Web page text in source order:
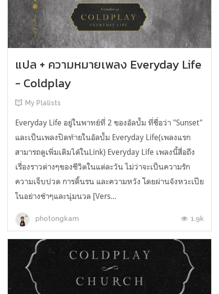
แปล + ความหมายเพลง Everyday Life
- Coldplay
My Plalists
Everyday Life อยู่ในพาทย์ที่ 2 ของอัลบั้ม ที่ชื่อว่า "Sunset"
และเป็นเพลงปิดท้ายในอัลบั้ม Everyday Life(เพลงแรก
สามารถดูเพิ่มเติมได้ในLink) Everyday Life เพลงนี้สื่อถึง
เรื่องราวต่างๆของชีวิตในแต่ละวัน ไม่ว่าจะเป็นความรัก
ความเจ็บปวด การดิ้นรน และความหวัง โดยผ่านจังหวะเปีย
โนอย่างช้าๆและนุ่มนวล [Vers...
photongkam 1.9k